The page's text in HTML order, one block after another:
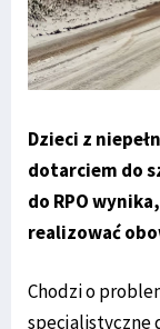
Dzieci z
dotarciem do
do RPO
realizować
Chodzi o
specjalistyczne